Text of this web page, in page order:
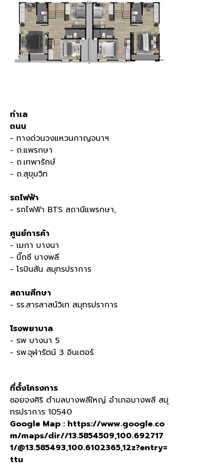
ทำเล
ถนน
- ทางด่วนวงแหวนกาญจนาฯ
- ถ.แพรกษา
- ถ.เทพารักษ์
- ถ.สุขุมวิท
รถไฟฟ้า
- รถไฟฟ้า BTS สถานีแพรกษา,
ศูนย์การค้า
- เมกา บางนา
- บิ๊กซี บางพลี
- โรบินสัน สมุทรปราการ
สถานศึกษา
- รร.สารสาสน์วิเท สมุทรปราการ
โรงพยาบาล
- รพ บางนา 5
- รพ.จุฬารัตน์ 3 อินเตอร์
ที่ตั้งโครงการ
ซอยจงศิริ ตำบลบางพลีใหญ่ อำเภอบางพลี สมุ
ทรปราการ 10540
Google Map : https://www.google.co
m/maps/dir//13.5854509,100.692717
1/@13.585493,100.6102365,12z?entry=
ttu